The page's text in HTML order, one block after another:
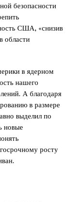
безопасности
США, «снизив
области
в ядерном
нашего
А благодаря
в размере
выделил по
новые
росту